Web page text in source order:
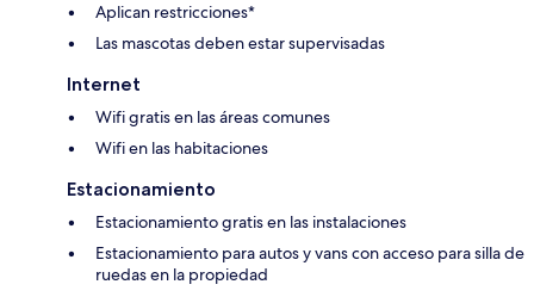
Aplican restricciones*
Las mascotas deben estar supervisadas
Internet
Wifi gratis en las áreas comunes
Wifi en las habitaciones
Estacionamiento
Estacionamiento gratis en las instalaciones
Estacionamiento para autos y vans con acceso para silla de
ruedas en la propiedad